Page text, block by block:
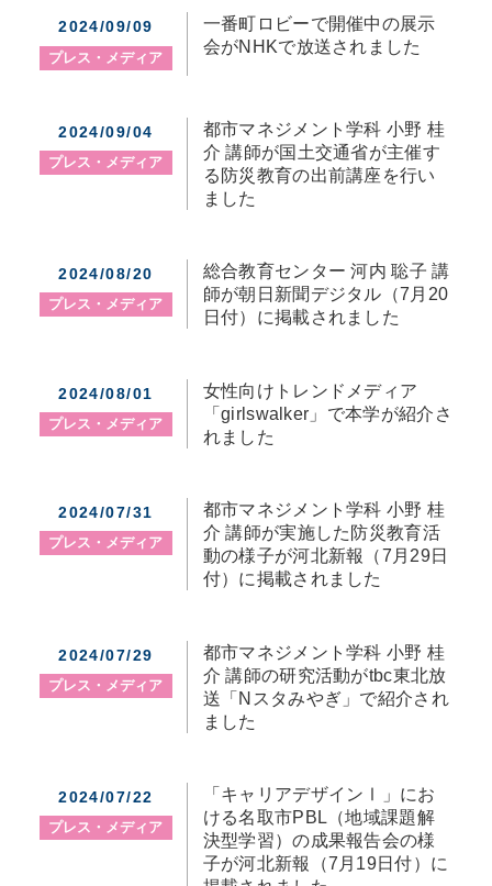
2024/09/09
プレス・メディア
一番町ロビーで開催中の展示
会がNHKで放送されました
2024/09/04
プレス・メディア
都市マネジメント学科 小野 桂
介 講師が国土交通省が主催す
る防災教育の出前講座を行い
ました
2024/08/20
プレス・メディア
総合教育センター 河内 聡子 講
師が朝日新聞デジタル（7月20
日付）に掲載されました
2024/08/01
プレス・メディア
女性向けトレンドメディア
「girlswalker」で本学が紹介さ
れました
2024/07/31
プレス・メディア
都市マネジメント学科 小野 桂
介 講師が実施した防災教育活
動の様子が河北新報（7月29日
付）に掲載されました
2024/07/29
プレス・メディア
都市マネジメント学科 小野 桂
介 講師の研究活動がtbc東北放
送「Nスタみやぎ」で紹介され
ました
2024/07/22
プレス・メディア
「キャリアデザインⅠ」にお
ける名取市PBL（地域課題解
決型学習）の成果報告会の様
子が河北新報（7月19日付）に